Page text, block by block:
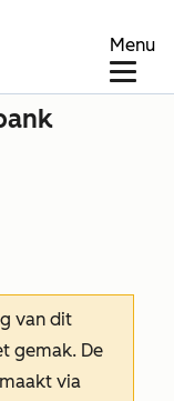
Menu
van dit
gemak. De
via